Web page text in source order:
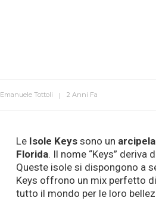
Emanuele Tottoli 2 Anni Fa
Le Isole Keys sono un
Florida. Il nome “Keys” deriva
Queste isole si dispongono a
Keys offrono un mix perfetto di
tutto il mondo per le loro